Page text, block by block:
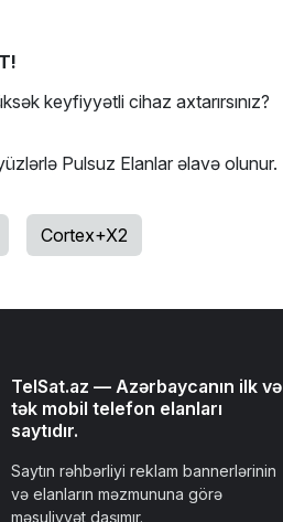
keyfiyyətli cihaz axtarırsınız?
Pulsuz Elanlar əlavə olunur.
Cortex+X2
TelSat.az — Azərbaycanın ilk və
tək mobil telefon elanları
saytıdır.
Saytın rəhbərliyi reklam bannerlərinin
və elanların məzmununa görə
məsuliyyət daşımır.